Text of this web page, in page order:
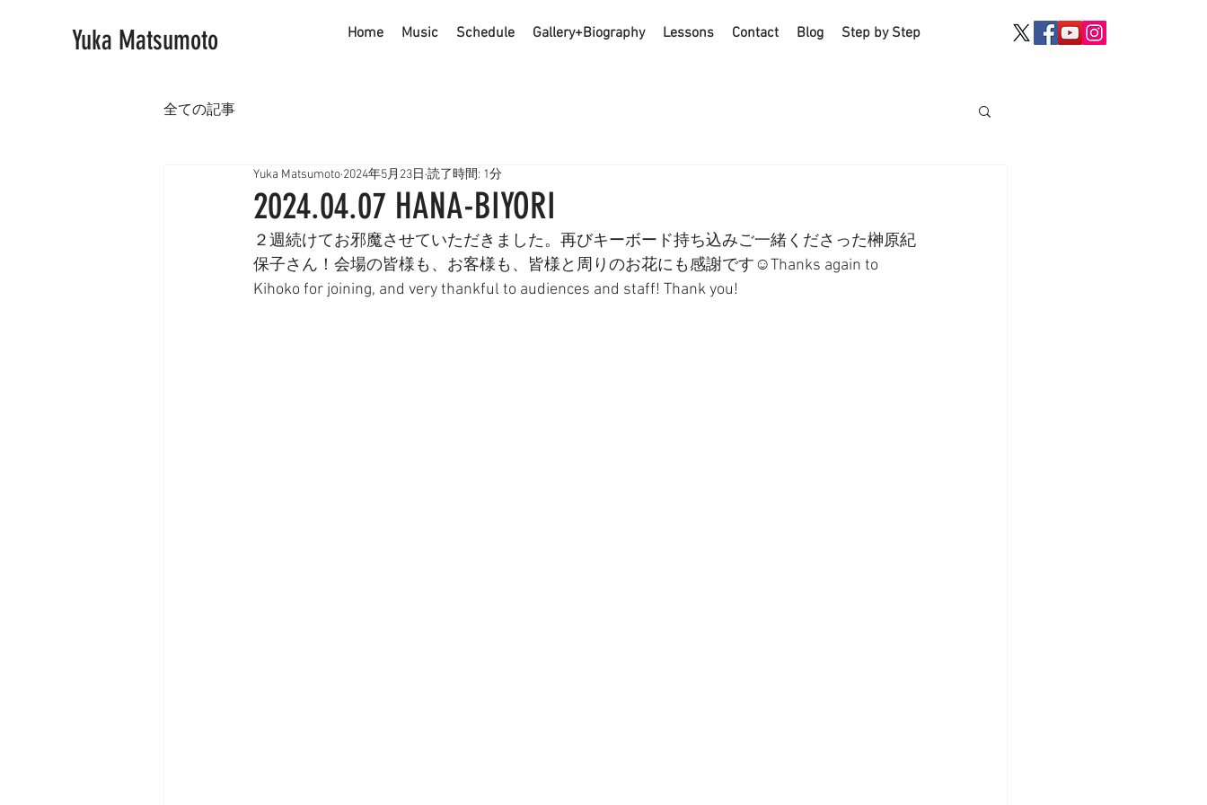
Yuka Matsumoto Home Music Schedule Gallery+Biography Lessons Contact Blog Step by Step
全ての記事
2024.04.07 HANA-BIYORI
Yuka Matsumoto 2024年5月23日 読了時間: 1分
２週続けてお邪魔させていただきました。再びキーボード持ち込みご一緒くださった榊原紀
保子さん！会場の皆様も、お客様も、皆様と周りのお花にも感謝です☺︎Thanks again to
Kihoko for joining, and very thankful to audiences and staff! Thank you!